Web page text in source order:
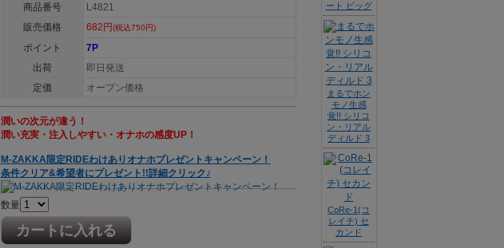
商品番号
L4821
販売価格
682円(税込750円)
ポイント
7P
出荷
即日発送
定価
オープン価格
潤いの次元が違う！
潤い充実・注入しやすい・オナホの感度UP！
M-ZAKKA限定RIDEわけありオナホプレゼントキャンペーン！
条件クリア&希望者にプレゼント!!詳細クリック♪
数量
カートに入れる
ート ビッグ
まるでホン
モノ生感
覚!! シリコ
ン・リアル
ディルド 3
CoRe-1(コ
レイチ) セ
カンド